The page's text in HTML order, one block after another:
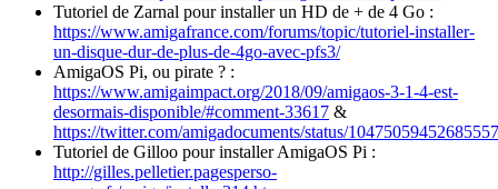
Tutoriel de Zarnal pour installer un HD de + de 4 Go :
https://www.amigafrance.com/forums/topic/tutoriel-installer-
un-disque-dur-de-plus-de-4go-avec-pfs3/
AmigaOS Pi, ou pirate ? :
https://www.amigaimpact.org/2018/09/amigaos-3-1-4-est-
desormais-disponible/#comment-33617 &
https://twitter.com/amigadocuments/status/
Tutoriel de Gilloo pour installer AmigaOS Pi :
http://gilles.pelletier.pagesperso-